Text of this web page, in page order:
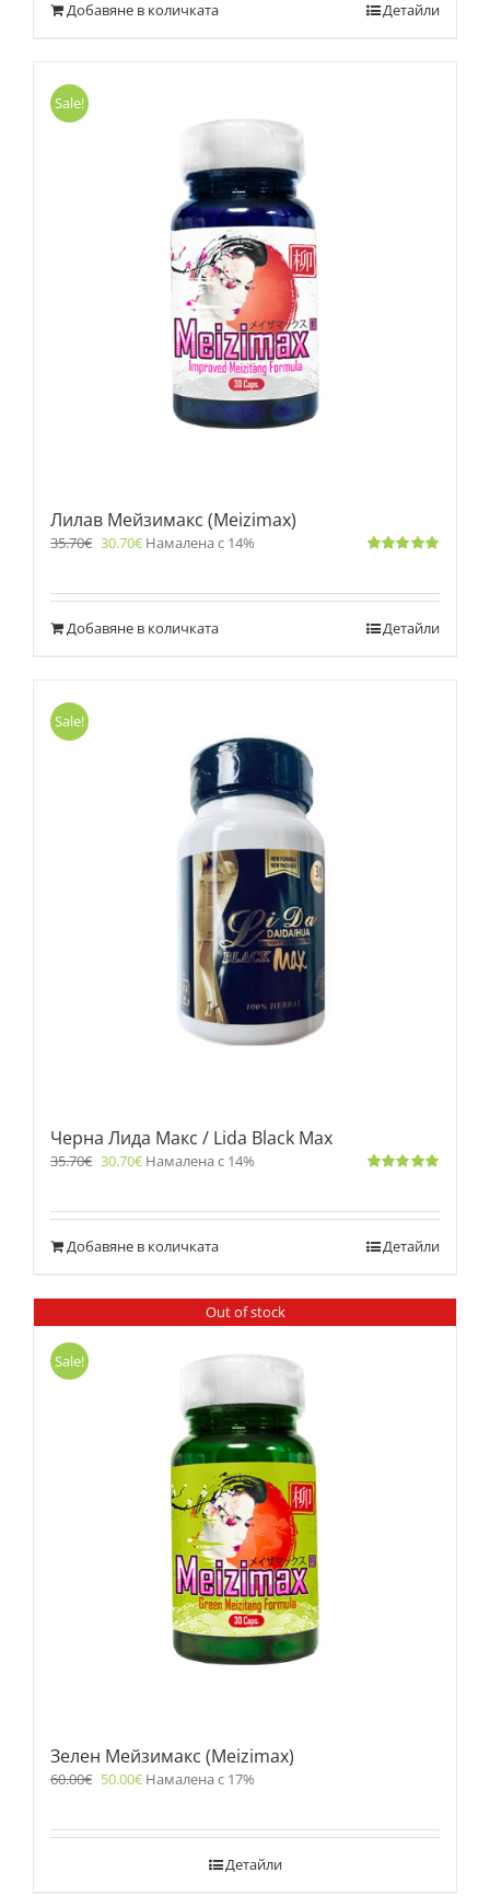
Добавяне в количката Детайли
Sale!
Лилав Мейзимакс (Meizimax)
35.70€ 30.70€ Намалена с 14%
Добавяне в количката Детайли
Sale!
Черна Лида Макс / Lida Black Max
35.70€ 30.70€ Намалена с 14%
Добавяне в количката Детайли
Out of stock
Sale!
Зелен Мейзимакс (Meizimax)
60.00€ 50.00€ Намалена с 17%
Детайли